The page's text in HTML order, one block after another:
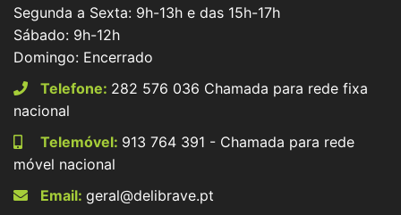
Segunda a Sexta: 9h-13h e das 15h-17h
Sábado: 9h-12h
Domingo: Encerrado
Telefone: 282 576 036 Chamada para rede fixa
nacional
Telemóvel: 913 764 391 - Chamada para rede
móvel nacional
Email: geral@delibrave.pt